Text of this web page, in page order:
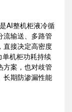
AI整机柜液冷循
流输送、多路管
直接决定高密度
机柜功耗持续
方案，也对歧管
长期防渗漏性能